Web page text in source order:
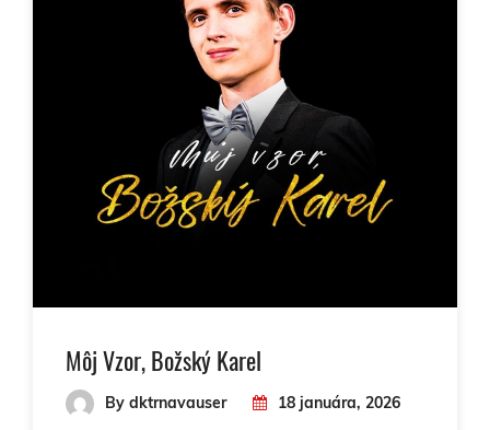
Môj Vzor, Božský Karel
By dktrnavauser 18 januára, 2026